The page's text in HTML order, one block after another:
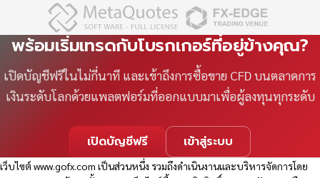
พร้อมเริ่มเทรดกับโบรกเกอร์ที่อยู่ข้างคุณ?
เปิดบัญชีฟรีในไม่กี่นาที และเข้าถึงการซื้อขาย CFD บนตลาดการ
เงินระดับโลกด้วยแพลตฟอร์มที่ออกแบบมาเพื่อผู้ลงทุนทุกระดับ
เปิดบัญชีฟรี เข้าสู่ระบบ
เว็บไซต์www.gofx.com เป็นส่วนหนึ่ง รวมถึงดำเนินงานและบริหารจัดการโดย